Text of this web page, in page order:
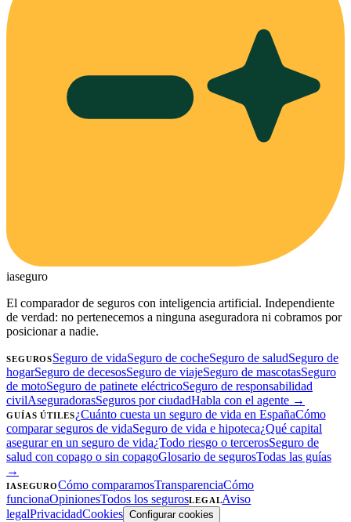
iaseguro
El comparador de seguros con inteligencia artificial. Independiente
de verdad: no pertenecemos a ninguna aseguradora ni cobramos por
posicionar a nadie.
SEGUROSSeguro de vidaSeguro de cocheSeguro de saludSeguro de
hogarSeguro de decesosSeguro de viajeSeguro de mascotasSeguro
de motoSeguro de patinete eléctricoSeguro de responsabilidad
civilAseguradorasSeguros por ciudadHabla con el agente →
GUÍAS ÚTILES¿Cuánto cuesta un seguro de vida en EspañaCómo
comparar seguros de vidaSeguro de vida e hipoteca¿Qué capital
asegurar en un seguro de vida¿Todo riesgo o tercerosSeguro de
salud con copago o sin copagoGlosario de segurosTodas las guías
→
IASEGUROCómo comparamosTransparenciaCómo
funcionaOpinionesTodos los segurosLEGALAviso
legalPrivacidadCookies Configurar cookies